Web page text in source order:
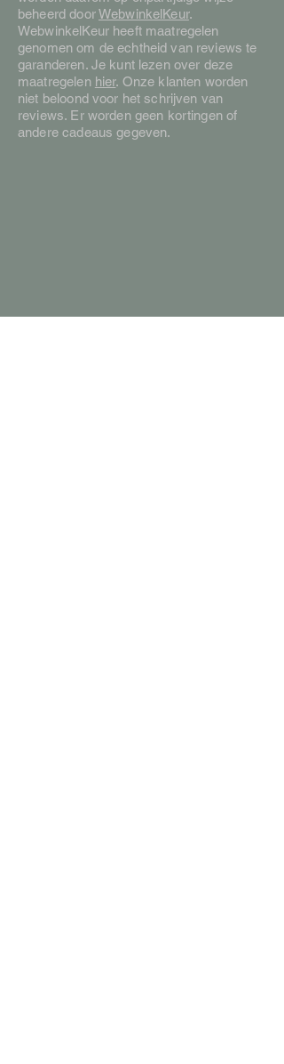
beheerd doorWebwinkelKeur.
WebwinkelKeur heeft maatregelen
genomen om de echtheid van reviews te
garanderen. Je kunt lezen over deze
maatregelen hier. Onze klanten worden
niet beloond voor het schrijven van
reviews. Er worden geen kortingen of
andere cadeaus gegeven.